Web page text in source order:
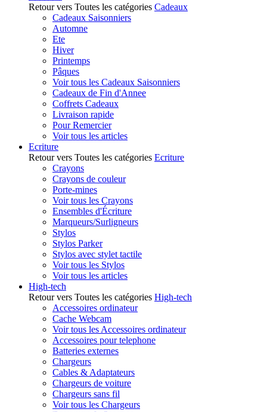
Retour vers Toutes les catégories Cadeaux
Cadeaux Saisonniers
Automne
Ete
Hiver
Printemps
Pâques
Voir tous les Cadeaux Saisonniers
Cadeaux de Fin d'Annee
Coffrets Cadeaux
Livraison rapide
Pour Remercier
Voir tous les articles
Ecriture
Retour vers Toutes les catégories Ecriture
Crayons
Crayons de couleur
Porte-mines
Voir tous les Crayons
Ensembles d'Écriture
Marqueurs/Surligneurs
Stylos
Stylos Parker
Stylos avec stylet tactile
Voir tous les Stylos
Voir tous les articles
High-tech
Retour vers Toutes les catégories High-tech
Accessoires ordinateur
Cache Webcam
Voir tous les Accessoires ordinateur
Accessoires pour telephone
Batteries externes
Chargeurs
Cables & Adaptateurs
Chargeurs de voiture
Chargeurs sans fil
Voir tous les Chargeurs